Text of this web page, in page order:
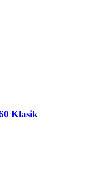
Klasik